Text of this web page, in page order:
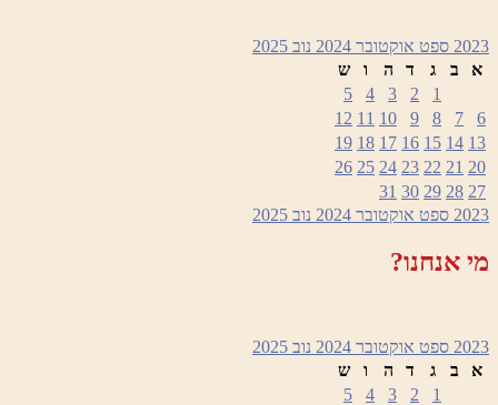
2023 ספט אוקטובר 2024 נוב 2025
א
ב ג ד ה ו
ש
1
2
3
4
5
6
7
8
9
10
11
12
13
14
15
16
17
18
19
20
21
22
23
24
25
26
27
28
29
30
31
2023 ספט אוקטובר 2024 נוב 2025
מי אנחנו?
2023 ספט אוקטובר 2024 נוב 2025
א
ב ג ד ה ו
ש
1
2
3
4
5